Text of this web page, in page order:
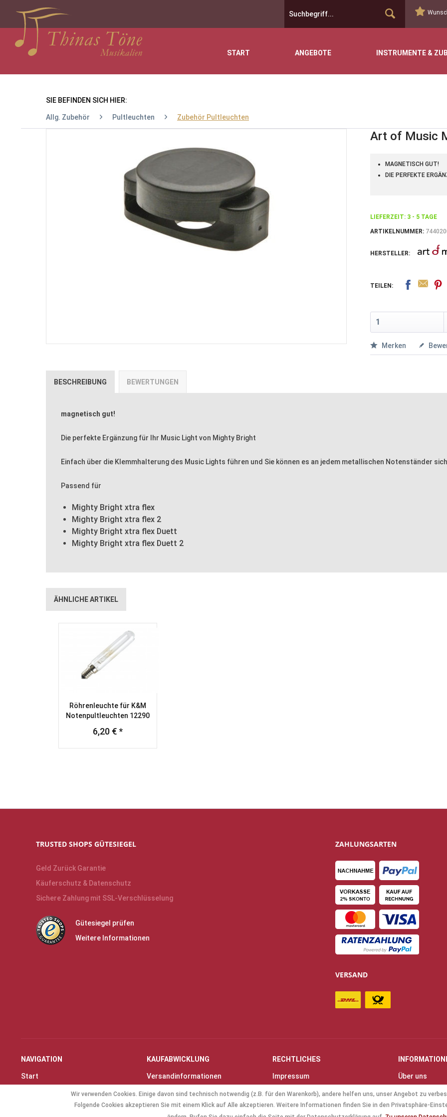
START ANGEBOTE INSTRUMENTE &
SIE BEFINDEN SICH HIER:
Allg. Zubehör Pultleuchten Zubehör Pultleuchten
Art of Music
MAGNETISCH GUT!
DIE PERFEKTE
LIEFERZEIT: 3 - 5 TAGE
ARTIKELNUMMER:
HERSTELLER:
TEILEN:
Merken
BESCHREIBUNG BEWERTUNGEN
magnetisch gut!
Die perfekte Ergänzung für Ihr Music Light von Mighty Bright
Einfach über die Klemmhalterung des Music Lights führen und Sie können es an jedem metallischen Notenständer
Passend für
Mighty Bright xtra flex
Mighty Bright xtra flex 2
Mighty Bright xtra flex Duett
Mighty Bright xtra flex Duett 2
ÄHNLICHE ARTIKEL
Röhrenleuchte für K&M
Notenpultleuchten 12290
6,20 € *
TRUSTED SHOPS GÜTESIEGEL
Geld Zurück Garantie
Käuferschutz & Datenschutz
Sichere Zahlung mit SSL-Verschlüsselung
Gütesiegel prüfen
Weitere Informationen
ZAHLUNGSARTEN
VERSAND
NAVIGATION
Start
Instrumente & Zubehör
KAUFABWICKLUNG
Versandinformationen
Zahlungsarten
Widerrufsrecht
RECHTLICHES
Impressum
Allgemeine Geschäftsbedingungen
(AGB)
Über uns
Kontakt
Anfahrt &
Mollenhauer
Wir verwenden Cookies. Einige davon sind technisch notwendig (z.B. für den Warenkorb), andere helfen uns, unser Angebot zu
Folgende Cookies akzeptieren Sie mit einem Klick auf Alle akzeptieren. Weitere Informationen finden Sie in den Privatsphäre-